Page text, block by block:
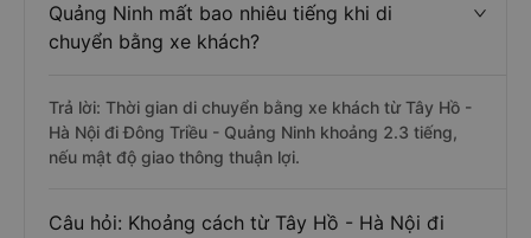
Quảng Ninh mất bao nhiêu tiếng khi di
chuyển bằng xe khách?
Trả lời: Thời gian di chuyển bằng xe khách từ Tây Hồ -
Hà Nội đi Đông Triều - Quảng Ninh khoảng 2.3 tiếng,
nếu mật độ giao thông thuận lợi.
Câu hỏi: Khoảng cách từ Tây Hồ - Hà Nội đi